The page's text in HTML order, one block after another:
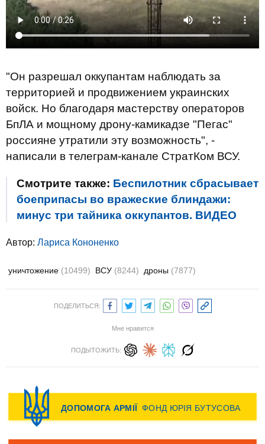
"Он разрешал оккупантам наблюдать за
территорией и продвижением украинских
войск. Но благодаря мастерству операторов
БпЛА и мощному дрону-камикадзе "Пегас"
россияне утратили эту возможность", -
написали в телеграм-канале СтратКом ВСУ.
Смотрите также: Беспилотник сбрасывает
боеприпасы во вражеские блиндажи:
минус три тайника оккупантов. ВИДЕО
Автор: Лариса Кононенко
уничтожение (10499) ВСУ (8244) дроны (7877)
ПОДЕЛИТЬСЯ:
Мне нравится
ПОДЫТОЖИТЬ: